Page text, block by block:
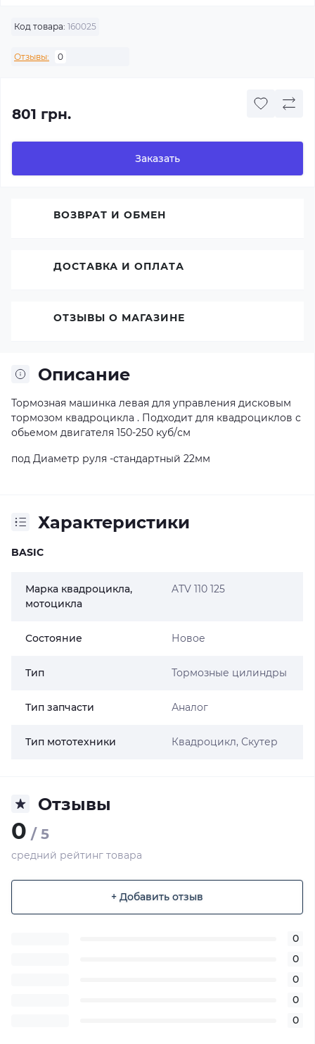
Код товара: 160025
Отзывы: 0
801 грн.
Заказать
Описание
Тормозная машинка левая для управления дисковым
тормозом квадроцикла . Подходит для квадроциклов с
обьемом двигателя 150-250 куб/см
под Диаметр руля -стандартный 22мм
Характеристики
BASIC
Марка квадроцикла,
мотоцикла
ATV 110 125
Состояние Новое
Тип Тормозные цилиндры
Тип запчасти Аналог
Тип мототехники Квадроцикл, Скутер
Отзывы
0 / 5
средний рейтинг товара
+ Добавить отзыв
0
0
0
0
0
ВОЗВРАТ И ОБМЕН
ДОСТАВКА И ОПЛАТА
ОТЗЫВЫ О МАГАЗИНЕ